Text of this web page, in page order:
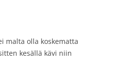
malta olla koskematta
kesällä kävi niin